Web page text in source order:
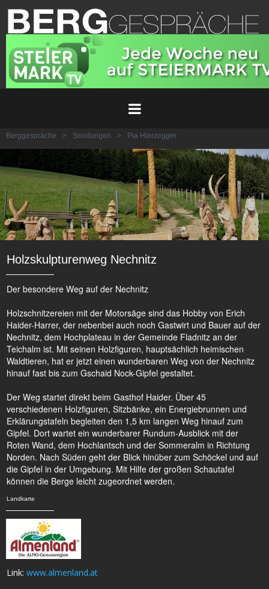
Berggespräche > Sendungen > Pia Hierzegger
Holzskulpturenweg Nechnitz
Der besondere Weg auf der Nechnitz
Holzschnitzereien mit der Motorsäge sind das Hobby von Erich
Haider-Harrer, der nebenbei auch noch Gastwirt und Bauer auf der
Nechnitz, dem Hochplateau in der Gemeinde Fladnitz an der
Teichalm ist. Mit seinen Holzfiguren, hauptsächlich heimischen
Waldtieren, hat er jetzt einen wunderbaren Weg von der Nechnitz
hinauf fast bis zum Gschaid Nock-Gipfel gestaltet.
Der Weg startet direkt beim Gasthof Haider. Über 45
verschiedenen Holzfiguren, Sitzbänke, ein Energiebrunnen und
Erklärungstafeln begleiten den 1,5 km langen Weg hinauf zum
Gipfel. Dort wartet ein wunderbarer Rundum-Ausblick mit der
Roten Wand, dem Hochlantsch und der Sommeralm in Richtung
Norden. Nach Süden geht der Blick hinüber zum Schöckel und auf
die Gipfel in der Umgebung. Mit Hilfe der großen Schautafel
können die Berge leicht zugeordnet werden.
Landkarte
Link: www.almenland.at